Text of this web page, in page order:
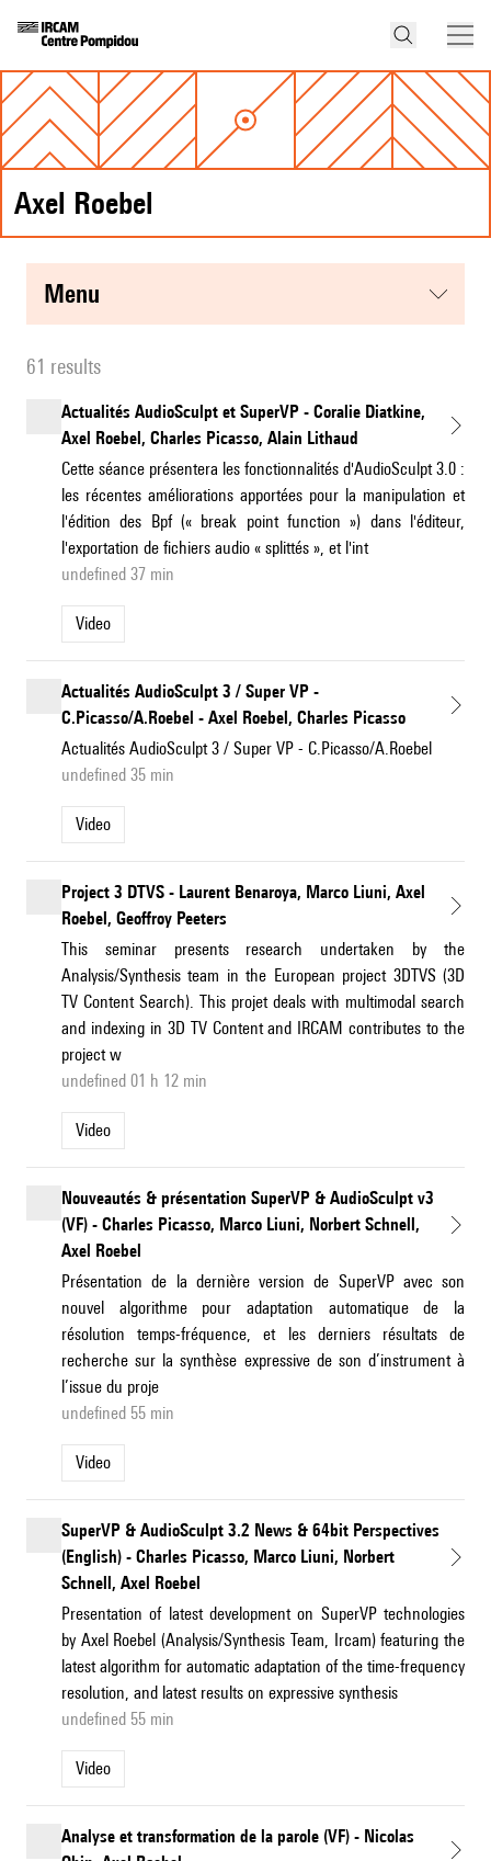
Axel Roebel
menu
61 results
Actualités AudioSculpt et SuperVP - Coralie Diatkine,
Axel Roebel, Charles Picasso, Alain Lithaud
Cette séance présentera les fonctionnalités d'AudioSculpt 3.0 :
les récentes améliorations apportées pour la manipulation et
l'édition des Bpf (« break point function ») dans l'éditeur,
l'exportation de fichiers audio « splittés », et l'int
undefined 37 min
Video
Actualités AudioSculpt 3 / Super VP -
C.Picasso/A.Roebel - Axel Roebel, Charles Picasso
Actualités AudioSculpt 3 / Super VP - C.Picasso/A.Roebel
undefined 35 min
Video
Project 3 DTVS - Laurent Benaroya, Marco Liuni, Axel
Roebel, Geoffroy Peeters
This seminar presents research undertaken by the
Analysis/Synthesis team in the European project 3DTVS (3D
TV Content Search). This projet deals with multimodal search
and indexing in 3D TV Content and IRCAM contributes to the
project w
undefined 01 h 12 min
Video
Nouveautés & présentation SuperVP & AudioSculpt v3
(VF) - Charles Picasso, Marco Liuni, Norbert Schnell,
Axel Roebel
Présentation de la dernière version de SuperVP avec son
nouvel algorithme pour adaptation automatique de la
résolution temps-fréquence, et les derniers résultats de
recherche sur la synthèse expressive de son d’instrument à
l’issue du proje
undefined 55 min
Video
SuperVP & AudioSculpt 3.2 News & 64bit Perspectives
(English) - Charles Picasso, Marco Liuni, Norbert
Schnell, Axel Roebel
Presentation of latest development on SuperVP technologies
by Axel Roebel (Analysis/Synthesis Team, Ircam) featuring the
latest algorithm for automatic adaptation of the time-frequency
resolution, and latest results on expressive synthesis
undefined 55 min
Video
Analyse et transformation de la parole (VF) - Nicolas